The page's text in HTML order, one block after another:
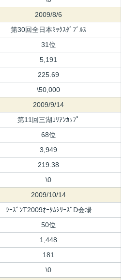
2009/8/6
第30回全日本ﾐｯｸｽﾀﾞﾌﾞﾙｽ
31位
5,191
225.69
\50,000
2009/9/14
第11回三湖ｺﾘｱﾝｶｯﾌﾟ
68位
3,949
219.38
\0
2009/10/14
ｼｰｽﾞﾝT2009ｵｰﾀﾑｼﾘｰｽﾞD会場
50位
1,448
181
\0